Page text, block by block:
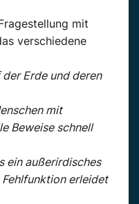
mit
verschiedene
Erde und deren
mit
Beweise schnell
ein außerirdisches
erleidet